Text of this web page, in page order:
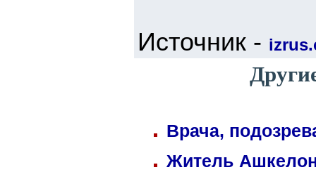
Источник -
Врача,
Житель